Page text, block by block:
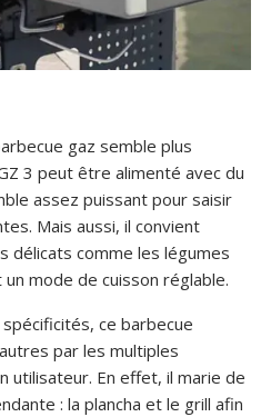
gaz semble plus
3 peut être alimenté avec du
assez puissant pour saisir
Mais aussi, il convient
délicats comme les légumes
mode de cuisson réglable.
ce barbecue
par les multiples
utilisateur. En effet, il marie de
: la plancha et le grill afin